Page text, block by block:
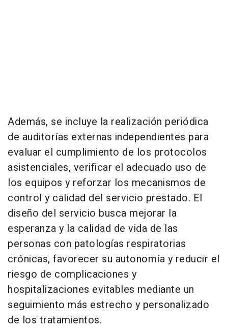
Además, se incluye la realización periódica
de auditorías externas independientes para
evaluar el cumplimiento de los protocolos
asistenciales, verificar el adecuado uso de
los equipos y reforzar los mecanismos de
control y calidad del servicio prestado. El
diseño del servicio busca mejorar la
esperanza y la calidad de vida de las
personas con patologías respiratorias
crónicas, favorecer su autonomía y reducir el
riesgo de complicaciones y
hospitalizaciones evitables mediante un
seguimiento más estrecho y personalizado
de los tratamientos.